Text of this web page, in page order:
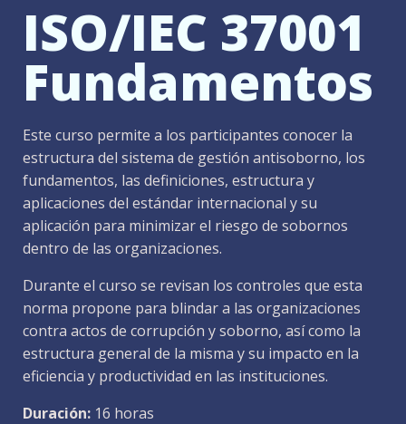
ISO/IEC 37001
Fundamentos
Este curso permite a los participantes conocer la
estructura del sistema de gestión antisoborno, los
fundamentos, las definiciones, estructura y
aplicaciones del estándar internacional y su
aplicación para minimizar el riesgo de sobornos
dentro de las organizaciones.
Durante el curso se revisan los controles que esta
norma propone para blindar a las organizaciones
contra actos de corrupción y soborno, así como la
estructura general de la misma y su impacto en la
eficiencia y productividad en las instituciones.
Duración: 16 horas